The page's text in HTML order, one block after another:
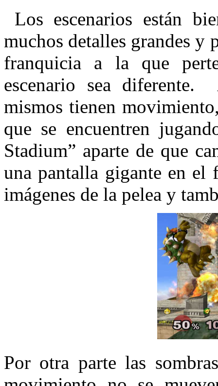
Los escenarios están
muchos detalles grandes y
franquicia a la que
escenario sea
mismos tienen
que se encuentren
Stadium” aparte de que
una pantalla gigante en el
imágenes de la pelea y
Por otra parte las